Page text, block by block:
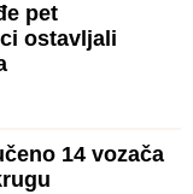
pet
ostavljali
14 vozača